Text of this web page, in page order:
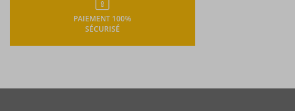
PAIEMENT 100%
SÉCURISÉ